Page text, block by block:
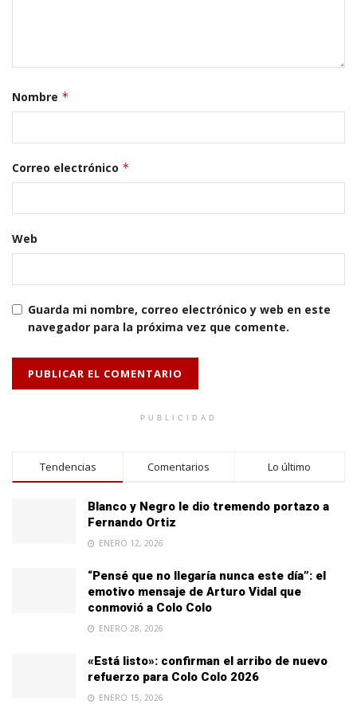
Nombre *
Correo electrónico *
Web
Guarda mi nombre, correo electrónico y web en este
navegador para la próxima vez que comente.
PUBLICIDAD
Tendencias Comentarios Lo último
Blanco y Negro le dio tremendo portazo a
Fernando Ortiz
ENERO 12, 2026
“Pensé que no llegaría nunca este día”: el
emotivo mensaje de Arturo Vidal que
conmovió a Colo Colo
ENERO 28, 2026
«Está listo»: confirman el arribo de nuevo
refuerzo para Colo Colo 2026
ENERO 15, 2026